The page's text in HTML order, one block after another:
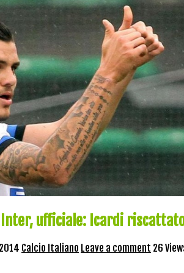
Inter, ufficiale: Icardi
Calcio Italiano Leave a comment 26